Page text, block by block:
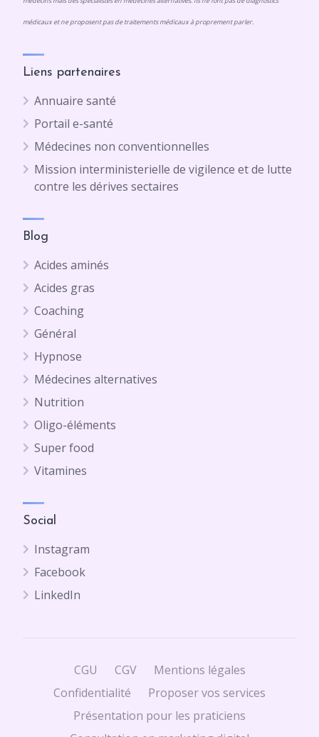
médicaux et ne proposent pas de traitements médicaux à proprement parler.
Liens partenaires
Annuaire santé
Portail e-santé
Médecines non conventionnelles
Mission interministerielle de vigilence et de lutte
contre les dérives sectaires
Blog
Acides aminés
Acides gras
Coaching
Général
Hypnose
Médecines alternatives
Nutrition
Oligo-éléments
Super food
Vitamines
Social
Instagram
Facebook
LinkedIn
CGU CGV
Mentions légales
Confidentialité
Proposer vos services
Présentation pour les praticiens